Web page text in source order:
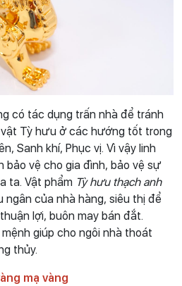
có tác dụng trấn nhà để tránh
Tỳ hưu ở các hướng tốt trong
Sanh khí, Phục vị. Vì vậy linh
vệ cho gia đình, bảo vệ sự
ta. Vật phẩm Tỳ hưu thạch anh
của nhà hàng, siêu thị để
lợi, buôn may bán đắt.
giúp cho ngôi nhà thoát
thủy.
mạ vàng